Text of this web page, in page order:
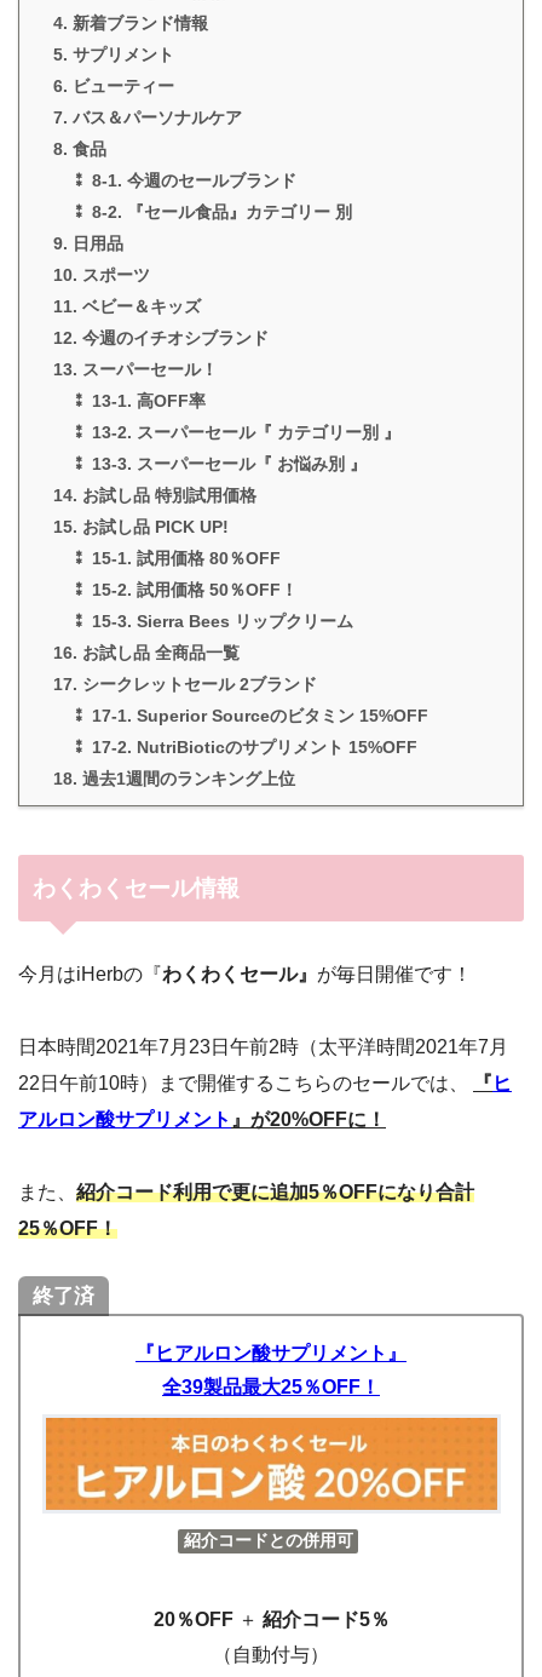
4. 新着ブランド情報
5. サプリメント
6. ビューティー
7. バス＆パーソナルケア
8. 食品
⁑ 8-1. 今週のセールブランド
⁑ 8-2. 『セール食品』カテゴリー 別
9. 日用品
10. スポーツ
11. ベビー＆キッズ
12. 今週のイチオシブランド
13. スーパーセール！
⁑ 13-1. 高OFF率
⁑ 13-2. スーパーセール『 カテゴリー別 』
⁑ 13-3. スーパーセール『 お悩み別 』
14. お試し品 特別試用価格
15. お試し品 PICK UP!
⁑ 15-1. 試用価格 80％OFF
⁑ 15-2. 試用価格 50％OFF！
⁑ 15-3. Sierra Bees リップクリーム
16. お試し品 全商品一覧
17. シークレットセール 2ブランド
⁑ 17-1. Superior Sourceのビタミン 15%OFF
⁑ 17-2. NutriBioticのサプリメント 15%OFF
18. 過去1週間のランキング上位
わくわくセール情報
今月はiHerbの『わくわくセール』 が毎日開催です！
日本時間2021年7月23日午前2時（太平洋時間2021年7月
22日午前10時）まで開催するこちらのセールでは、
『 ヒ
アルロン酸サプリメント 』が20%OFFに！
また、 紹介コード利用で更に追加5％OFFになり合計
25％OFF！
終了済
『ヒアルロン酸サプリメント』
全39製品最大25％OFF！
紹介コードとの併用可
20％OFF＋ 紹介コード5％
（自動付与）